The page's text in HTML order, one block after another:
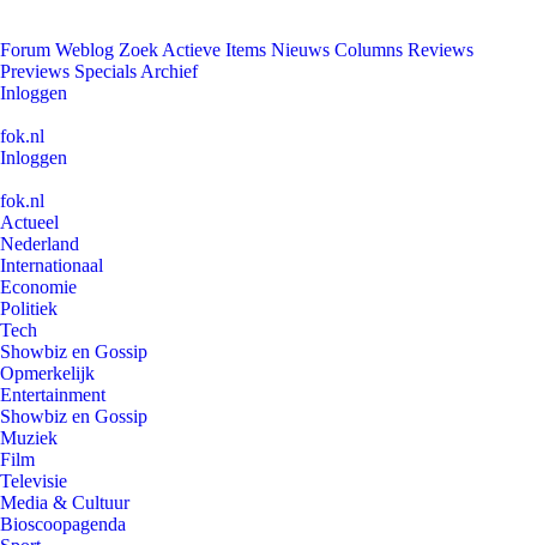
Forum Weblog Zoek Actieve Items Nieuws Columns Reviews
Previews Specials Archief
Inloggen
fok.nl
Inloggen
fok.nl
Actueel
Nederland
Internationaal
Economie
Politiek
Tech
Showbiz en Gossip
Opmerkelijk
Entertainment
Showbiz en Gossip
Muziek
Film
Televisie
Media & Cultuur
Bioscoopagenda